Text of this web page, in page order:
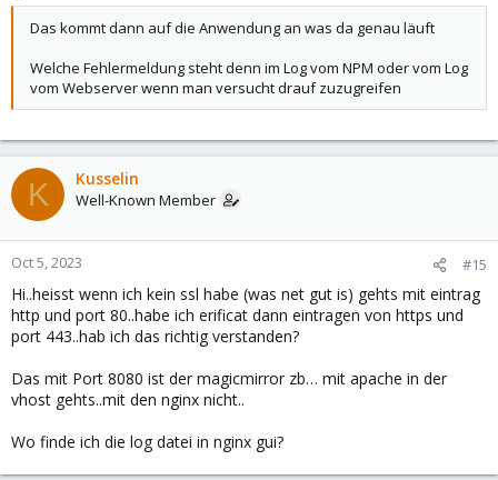
Das kommt dann auf die Anwendung an was da genau läuft
Welche Fehlermeldung steht denn im Log vom NPM oder vom Log
vom Webserver wenn man versucht drauf zuzugreifen
K Kusselin
Well-Known Member
Oct 5, 2023 #15
Hi..heisst wenn ich kein ssl habe (was net gut is) gehts mit eintrag
http und port 80..habe ich erificat dann eintragen von https und
port 443..hab ich das richtig verstanden?
Das mit Port 8080 ist der magicmirror zb… mit apache in der
vhost gehts..mit den nginx nicht..
Wo finde ich die log datei in nginx gui?